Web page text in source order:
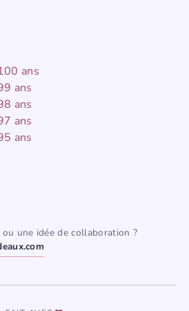
ans
ans
ans
ans
ans
une idée de collaboration ?